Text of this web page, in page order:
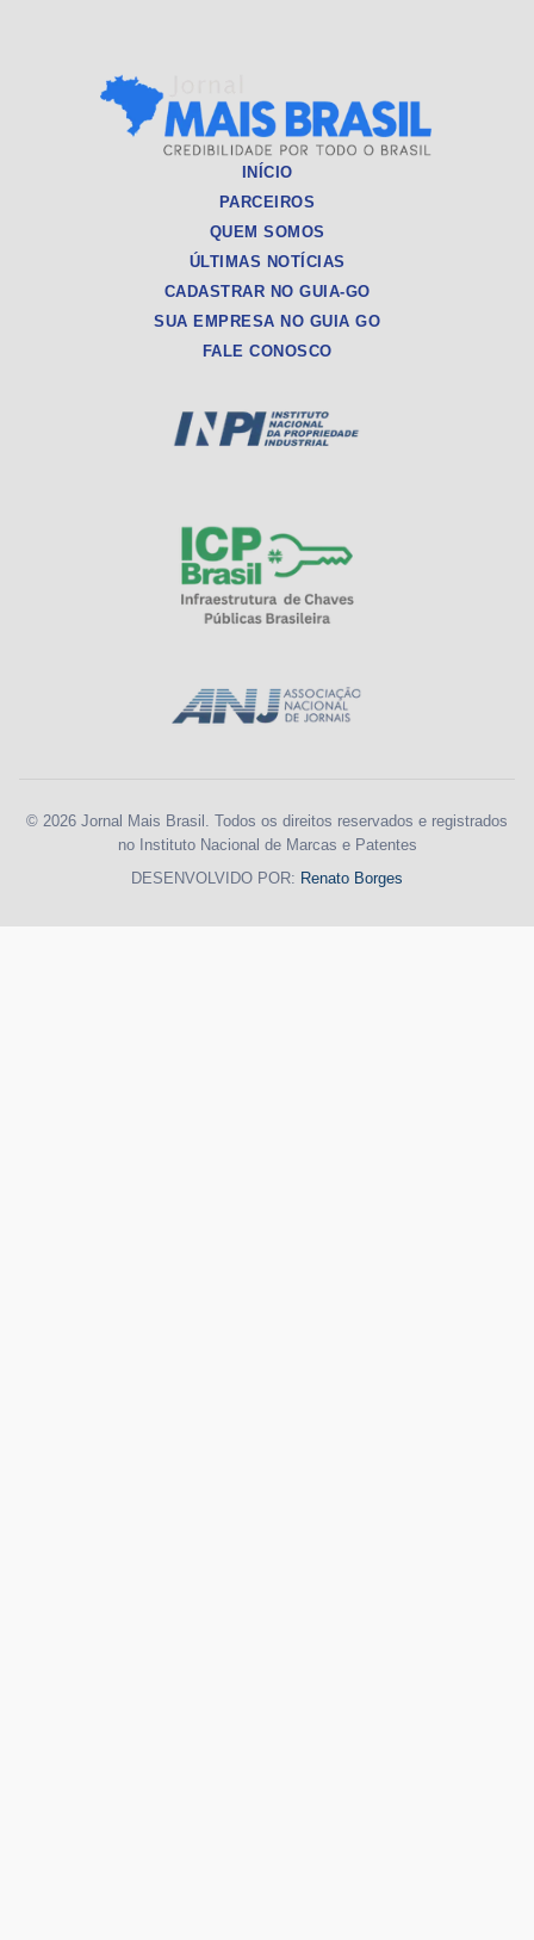
INÍCIO
PARCEIROS
QUEM SOMOS
ÚLTIMAS NOTÍCIAS
CADASTRAR NO GUIA-GO
SUA EMPRESA NO GUIA GO
FALE CONOSCO
© 2026 Jornal Mais Brasil. Todos os direitos reservados e registrados
no Instituto Nacional de Marcas e Patentes
DESENVOLVIDO POR: Renato Borges